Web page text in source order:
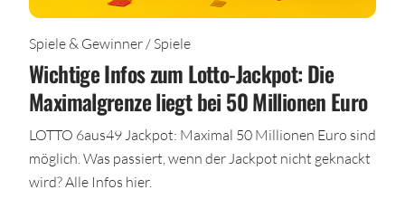
Spiele & Gewinner / Spiele
Wichtige Infos zum Lotto-Jackpot: Die
Maximalgrenze liegt bei 50 Millionen Euro
LOTTO 6aus49 Jackpot: Maximal 50 Millionen Euro sind
möglich. Was passiert, wenn der Jackpot nicht geknackt
wird? Alle Infos hier.